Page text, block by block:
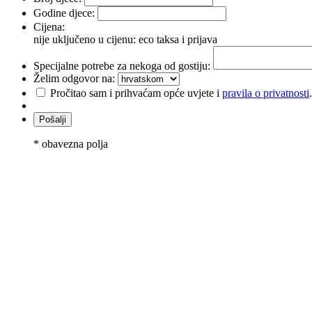
Godine djece:
Cijena:
nije uključeno u cijenu: eco taksa i prijava
Specijalne potrebe za nekoga od gostiju:
Želim odgovor na:
Pročitao sam i prihvaćam opće uvjete i pravila o privatnosti
* obavezna polja